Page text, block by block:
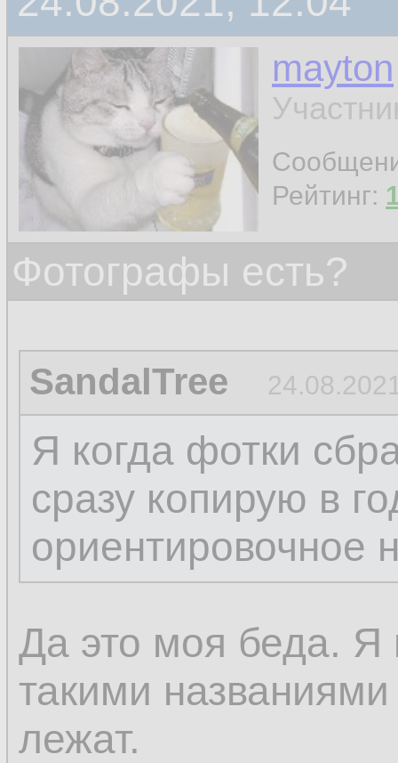
mayton
Рейтинг:
Фотографы есть?
SandalTree
Я когда фотки
сразу копирую в
ориентировочное
Да это моя беда. Я
такими
лежат.